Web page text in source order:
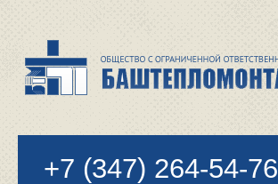
+7 (347) 264-54-76